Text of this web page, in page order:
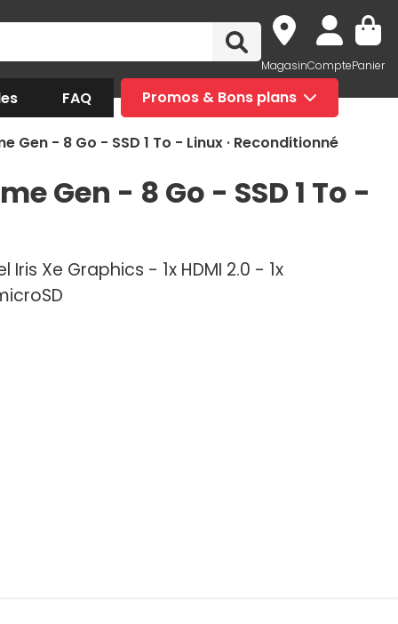
MagasinComptePanier
FAQ Promos & Bons plans
Gen - 8 Go - SSD 1 To - Linux · Reconditionné
Gen - 8 Go - SSD 1 To -
Iris Xe Graphics - 1x HDMI 2.0 - 1x